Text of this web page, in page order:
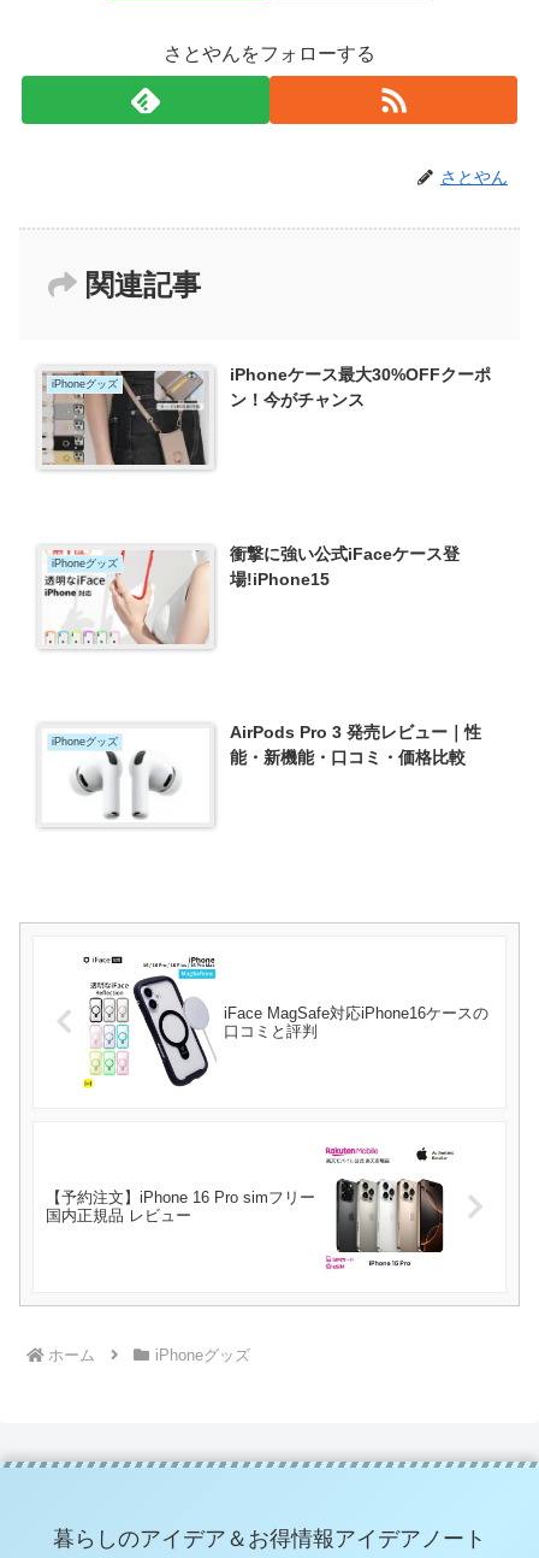
さとやんをフォローする
さとやん
関連記事
iPhoneグッズ
iPhoneケース最大30%OFFクーポ
ン！今がチャンス
iPhoneグッズ
衝撃に強い公式iFaceケース登
場!iPhone15
iPhoneグッズ
AirPods Pro 3 発売レビュー｜性
能・新機能・口コミ・価格比較
iFace MagSafe対応iPhone16ケースの
口コミと評判
【予約注文】iPhone 16 Pro simフリー
国内正規品 レビュー
ホーム iPhoneグッズ
暮らしのアイデア＆お得情報アイデアノート